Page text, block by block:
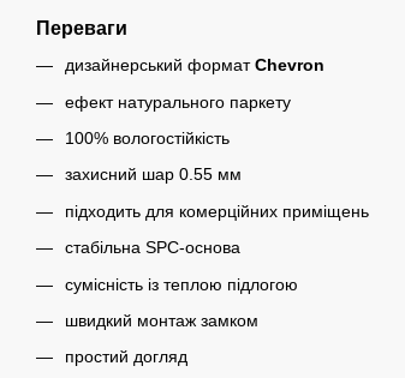
Переваги
дизайнерський форматChevron
ефект натурального паркету
100% вологостійкість
захисний шар 0.55 мм
підходить для комерційних приміщень
стабільна SPC-основа
сумісність із теплою підлогою
швидкий монтаж замком
простий догляд